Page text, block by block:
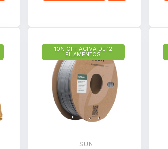
10% OFF ACIMA DE 12
FILAMENTOS
ESUN